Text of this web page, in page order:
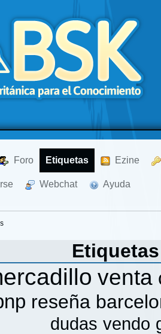
Foro Etiquetas Ezine
Webchat Ayuda
venta
reseña
dudas vendo